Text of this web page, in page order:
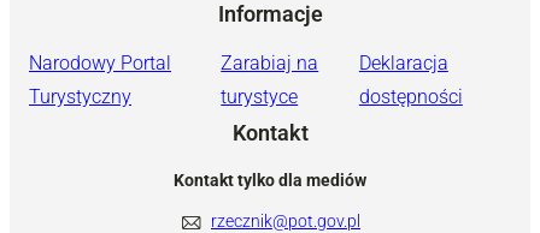
Informacje
Narodowy Portal
Turystyczny
Zarabiaj na
turystyce
Deklaracja
dostępności
Kontakt
Kontakt tylko dla mediów
rzecznik@pot.gov.pl